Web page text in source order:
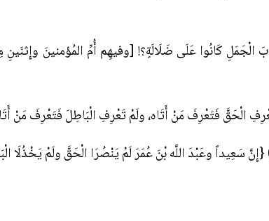
كَانُوا عَلَى ضَلَالَةٍ؟! [وفيهِم أُمِّ المُؤمنينَ وإِثنَينِ
فَتَعْرِفَ مَنْ أَتَاه، ولَمْ تَعْرِفِ الْبَاطِلَ فَتَعْرِفَ مَنْ
سَعِيداً وعَبْدَ اللَّه بْنَ عُمَرَ لَمْ يَنْصُرَا الْحَقَّ ولَمْ يَخْذُلَا